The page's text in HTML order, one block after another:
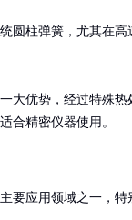
圆柱弹簧，尤其在
大优势，经过特殊
合精密仪器使用。
要应用领域之一，特